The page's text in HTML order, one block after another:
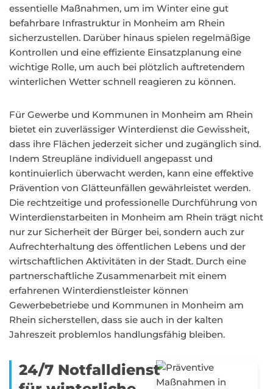
essentielle Maßnahmen, um im Winter eine gut
befahrbare Infrastruktur in Monheim am Rhein
sicherzustellen. Darüber hinaus spielen regelmäßige
Kontrollen und eine effiziente Einsatzplanung eine
wichtige Rolle, um auch bei plötzlich auftretendem
winterlichen Wetter schnell reagieren zu können.
Für Gewerbe und Kommunen in Monheim am Rhein
bietet ein zuverlässiger Winterdienst die Gewissheit,
dass ihre Flächen jederzeit sicher und zugänglich sind.
Indem Streupläne individuell angepasst und
kontinuierlich überwacht werden, kann eine effektive
Prävention von Glätteunfällen gewährleistet werden.
Die rechtzeitige und professionelle Durchführung von
Winterdienstarbeiten in Monheim am Rhein trägt nicht
nur zur Sicherheit der Bürger bei, sondern auch zur
Aufrechterhaltung des öffentlichen Lebens und der
wirtschaftlichen Aktivitäten in der Stadt. Durch eine
partnerschaftliche Zusammenarbeit mit einem
erfahrenen Winterdienstleister können
Gewerbebetriebe und Kommunen in Monheim am
Rhein sicherstellen, dass sie auch in der kalten
Jahreszeit problemlos handlungsfähig bleiben.
24/7 Notfalldienst